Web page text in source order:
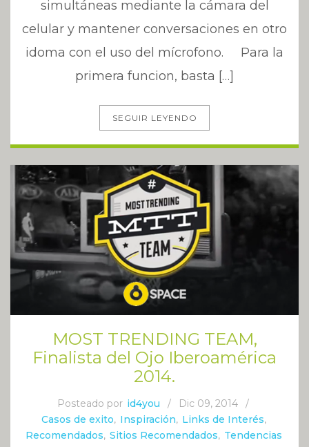
simultáneas mediante la cámara del
celular y mantener conversaciones en otro
idoma con el uso del mícrofono. Para la
primera funcion, basta […]
SEGUIR LEYENDO
MOST TRENDING TEAM,
Finalista del Ojo Iberoamérica
2014.
Posteado por id4you / Dic 09, 2014
/
Casos de exito, Inspiración, Links de Interés,
Recomendados, Sitios Recomendados, Tendencias